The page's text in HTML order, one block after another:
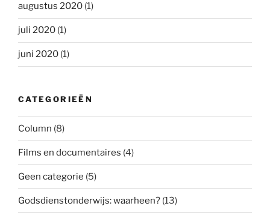
augustus 2020 (1)
juli 2020 (1)
juni 2020 (1)
CATEGORIEËN
Column (8)
Films en documentaires (4)
Geen categorie (5)
Godsdienstonderwijs: waarheen? (13)